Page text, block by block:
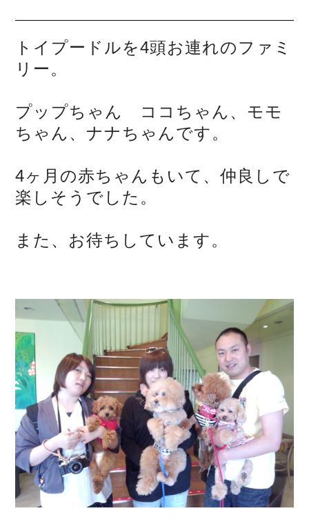
トイプードルを4頭お連れのファミ
リー。
プップちゃん ココちゃん、モモ
ちゃん、ナナちゃんです。
4ヶ月の赤ちゃんもいて、仲良しで
楽しそうでした。
また、お待ちしています。